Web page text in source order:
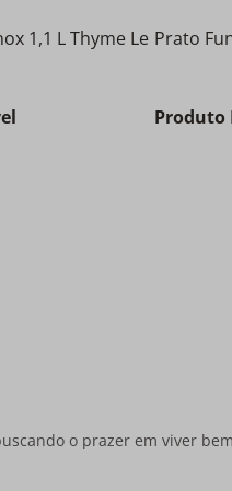
1,1 L Thyme Le Prato
Produto
o prazer em viver